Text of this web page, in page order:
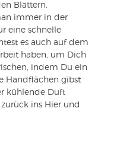
Blättern.
immer in der
eine schnelle
es auch auf dem
haben, um Dich
indem Du ein
Handflächen gibst
kühlende Duft
ins Hier und